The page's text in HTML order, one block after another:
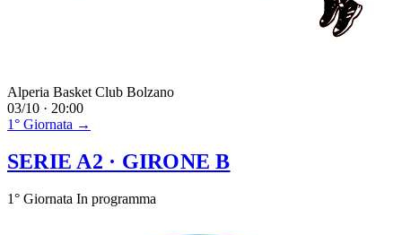
Alperia Basket Club Bolzano
03/10 · 20:00
1° Giornata →
SERIE A2 · GIRONE B
1° Giornata In programma